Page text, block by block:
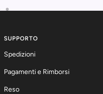
slideslide
SUPPORTO
Spedizioni
Pagamenti e Rimborsi
Reso